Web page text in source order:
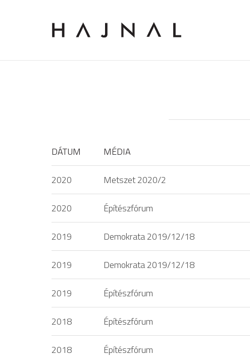
DÁTUM MÉDIA
2020 Metszet 2020/2
2020 Építészfórum
2019 Demokrata 2019/12/18
2019 Demokrata 2019/12/18
2019 Építészfórum
2018 Építészfórum
2018 Építészfórum